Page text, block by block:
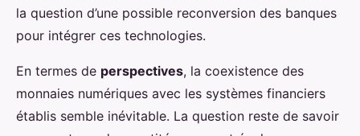
la question d’une possible reconversion des banques
pour intégrer ces technologies.
En termes de perspectives, la coexistence des
monnaies numériques avec les systèmes financiers
établis semble inévitable. La question reste de savoir